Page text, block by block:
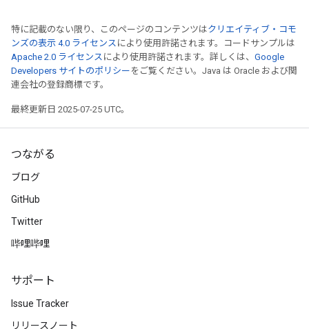
特に記載のない限り、このページのコンテンツはクリエイティブ・コモ
ンズの表示 4.0 ライセンス により使用許諾されます。コードサンプルは
Apache 2.0 ライセンス により使用許諾されます。詳しくは、 Google
Developers サイトのポリシー をご覧ください。Java は Oracle および関
連会社の登録商標です。
最終更新日 2025-07-25 UTC。
つながる
ブログ
GitHub
Twitter
哔哩哔哩
サポート
Issue Tracker
リリースノート